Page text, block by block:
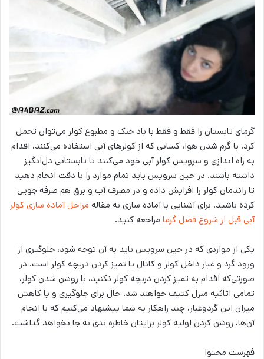
گرمای تابستان را فقط و فقط با باد خنک و مطبوع کولر می‌توان تحمل
کرد. با گرم شدن هوا، کسانی که از کولرهای آبی استفاده می‌کنند، اقدام
به راه اندازی و سرویس کولر آبی خود می‌کنند تا تابستانی دل‌انگیز
داشته باشند. در حین سرویس باید تمام موارد را با دقت انجام دهید
تا راندمان کولر را افزایش داده و در مصرف آب و برق هم صرفه جویی
کرده باشید. برای آشنایی با آماده سازی به مقاله مراحل آماده سازی کولر
آبی قبل از شروع فصل گرما مراجعه کنید.
یکی از مواردی که در حین سرویس باید به آن توجه شود، جلوگیری از
ورود گرد و غبار داخل کولر و کانال یا تمیز کردن دریچه کولر است. در
صورتی‌که اقدام به تمیز کردن دریچه کولر نکنید، با روشن شدن کولر،
تمامی اثاثیه منزل کثیف خواهند شد. حال برای جلوگیری و یا کاهش
میزان این گردوغبار، چند راهکار به شما پیشنهاد می‌کنیم که با انجام
آن‌ها، روشن کردن اولیه کولر برایتان خاطره بدی به جا نخواهد گذاشت.
فهرست محتوا